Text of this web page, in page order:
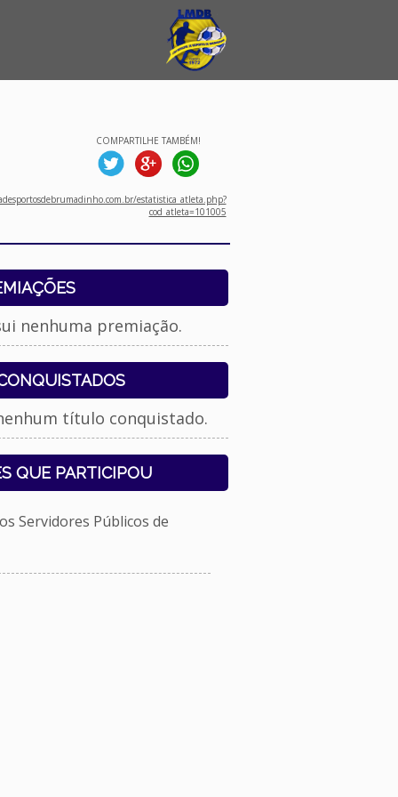
COMPARTILHE TAMBÉM!
estatistica_atleta.php?
cod_atleta=101005
nenhuma premiação.
título conquistado.
QUE PARTICIPOU
Servidores Públicos de